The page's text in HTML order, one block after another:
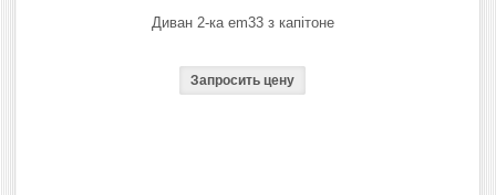
Диван 2-ка em33 з капітоне